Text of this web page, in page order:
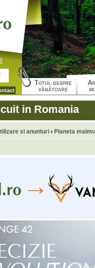
Totul despre
vânătoare
in Romania
si anunturi ‹ Planeta